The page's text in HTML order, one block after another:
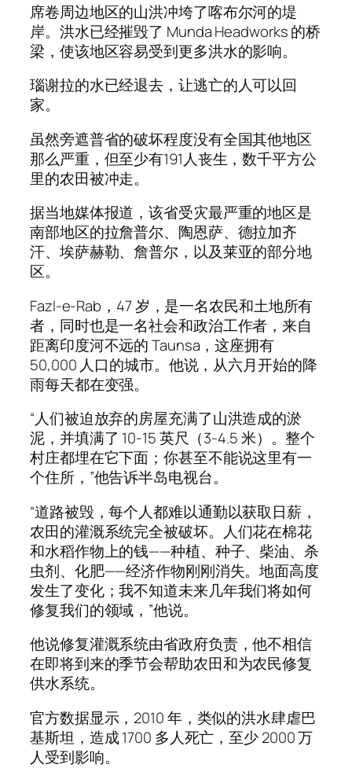
席卷周边地区的山洪冲垮了喀布尔河的堤
岸。洪水已经摧毁了 Munda Headworks 的桥
梁，使该地区容易受到更多洪水的影响。
瑙谢拉的水已经退去，让逃亡的人可以回
家。
虽然旁遮普省的破坏程度没有全国其他地区
那么严重，但至少有191人丧生，数千平方公
里的农田被冲走。
据当地媒体报道，该省受灾最严重的地区是
南部地区的拉詹普尔、陶恩萨、德拉加齐
汗、埃萨赫勒、詹普尔，以及莱亚的部分地
区。
Fazl-e-Rab，47 岁，是一名农民和土地所有
者，同时也是一名社会和政治工作者，来自
距离印度河不远的 Taunsa，这座拥有
50,000 人口的城市。他说，从六月开始的降
雨每天都在变强。
“人们被迫放弃的房屋充满了山洪造成的淤
泥，并填满了 10-15 英尺（3-4.5 米）。整个
村庄都埋在它下面；你甚至不能说这里有一
个住所，”他告诉半岛电视台。
“道路被毁，每个人都难以通勤以获取日薪，
农田的灌溉系统完全被破坏。人们花在棉花
和水稻作物上的钱——种植、种子、柴油、杀
虫剂、化肥——经济作物刚刚消失。地面高度
发生了变化；我不知道未来几年我们将如何
修复我们的领域，”他说。
他说修复灌溉系统由省政府负责，他不相信
在即将到来的季节会帮助农田和为农民修复
供水系统。
官方数据显示，2010 年，类似的洪水肆虐巴
基斯坦，造成 1700 多人死亡，至少 2000 万
人受到影响。